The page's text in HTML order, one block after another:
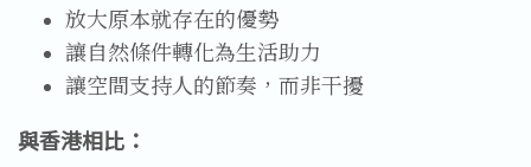
放大原本就存在的優勢
讓自然條件轉化為生活助力
讓空間支持人的節奏，而非干擾
與香港相比：